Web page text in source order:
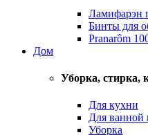
Ламифарэн
Бинты для
Pranarôm
Дом
Уборка, стирка,
Для кухни
Для ванной
Уборка